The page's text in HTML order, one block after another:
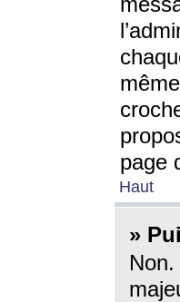
page
Haut
»